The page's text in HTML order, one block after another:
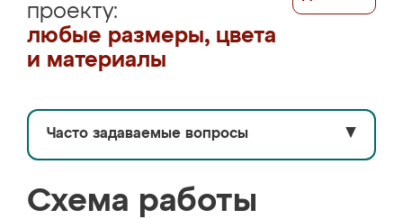
проекту:
любые размеры, цвета
и материалы
Часто задаваемые вопросы ▼
Схема работы